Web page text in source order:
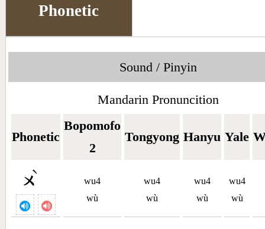
Phonetic
Sound / Pinyin
Mandarin Pronuncition
Phonetic
Bopomofo
2
Tongyong Hanyu Yale
ㄨ
ˋ
wu4
wù
wu4
wù
wu4
wù
wu4
wù